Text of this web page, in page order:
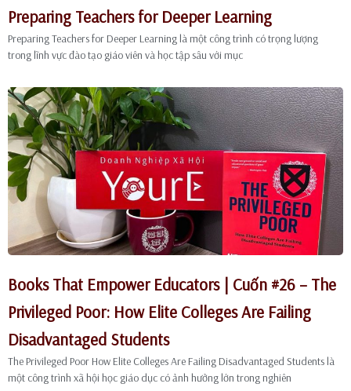
Preparing Teachers for Deeper Learning
Preparing Teachers for Deeper Learning là một công trình có trọng lượng
trong lĩnh vực đào tạo giáo viên và học tập sâu với mục
Books That Empower Educators | Cuốn #26 – The
Privileged Poor: How Elite Colleges Are Failing
Disadvantaged Students
The Privileged Poor How Elite Colleges Are Failing Disadvantaged Students là
một công trình xã hội học giáo dục có ảnh hưởng lớn trong nghiên